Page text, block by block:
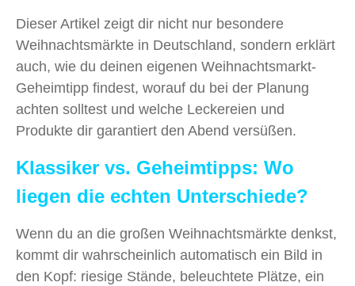
Dieser Artikel zeigt dir nicht nur besondere
Weihnachtsmärkte in Deutschland, sondern erklärt
auch, wie du deinen eigenen Weihnachtsmarkt-
Geheimtipp findest, worauf du bei der Planung
achten solltest und welche Leckereien und
Produkte dir garantiert den Abend versüßen.
Klassiker vs. Geheimtipps: Wo
liegen die echten Unterschiede?
Wenn du an die großen Weihnachtsmärkte denkst,
kommt dir wahrscheinlich automatisch ein Bild in
den Kopf: riesige Stände, beleuchtete Plätze, ein